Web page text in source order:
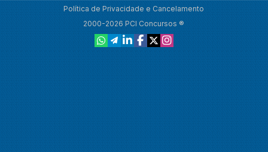
Política de Privacidade e Cancelamento
2000-2026 PCI Concursos ®